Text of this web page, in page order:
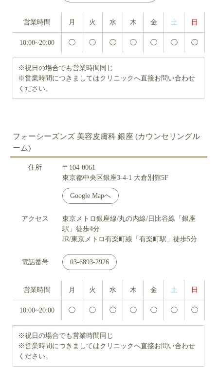
営業時間 月 火 水 木 金 土 日
10:00~20:00 ◯ ◯ ◯ ◯ ◯ ◯ ◯
※祝日の場合でも営業時間同じ
※営業時間につきましてはクリニックへ直接お問い合わせ
ください。
フォーシーズンズ 美容皮膚科 銀座 (カウンセリングル
ーム)
住所
〒104-0061
東京都中央区銀座3-4-1 大倉別館5F
Google Mapへ
アクセス
東京メトロ銀座線/丸の内線/日比谷線「銀座
駅」徒歩4分
JR/東京メトロ有楽町線「有楽町駅」徒歩5分
電話番号 03-6893-2926
営業時間 月 火 水 木 金 土 日
10:00~20:00 ◯ ◯ ◯ ◯ ◯ ◯ ◯
※祝日の場合でも営業時間同じ
※営業時間につきましてはクリニックへ直接お問い合わせ
ください。